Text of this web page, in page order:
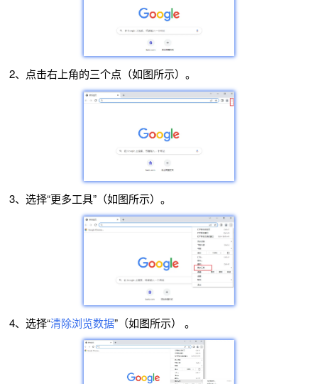
2、点击右上角的三个点（如图所示）。
3、选择“更多工具”（如图所示）。
4、选择“清除浏览数据”（如图所示） 。